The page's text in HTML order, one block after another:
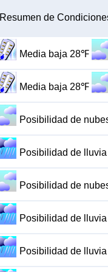
Resumen de
Media baja 28℉
Media baja 28℉
Posibilidad de
Posibilidad de
Posibilidad de
Posibilidad de
Posibilidad de